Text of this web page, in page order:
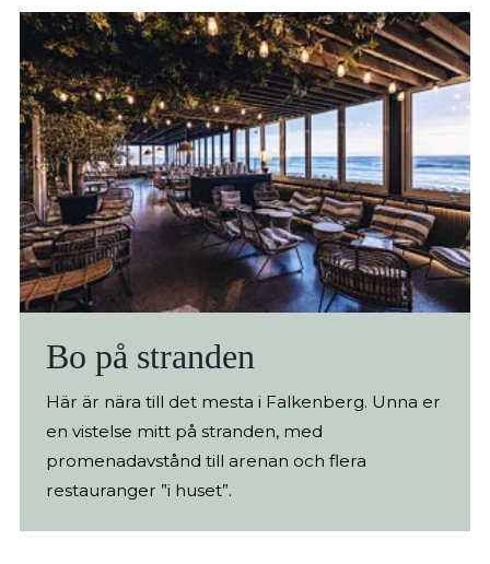
Bo på stranden
Här är nära till det mesta i Falkenberg. Unna er
en vistelse mitt på stranden, med
promenadavstånd till arenan och flera
restauranger ”i huset”.